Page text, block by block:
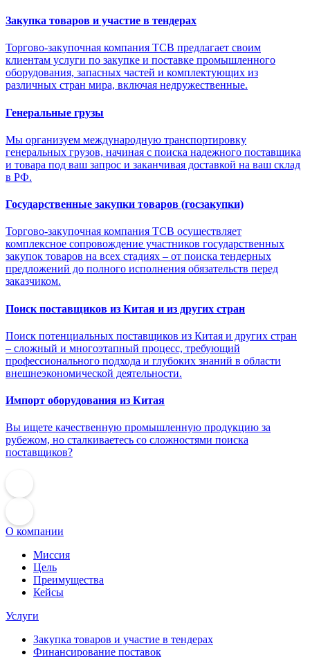
Закупка товаров и участие в тендерах
Торгово-закупочная компания ТСВ предлагает своим
клиентам услуги по закупке и поставке промышленного
оборудования, запасных частей и комплектующих из
различных стран мира, включая недружественные.
Генеральные грузы
Мы организуем международную транспортировку
генеральных грузов, начиная с поиска надежного поставщика
и товара под ваш запрос и заканчивая доставкой на ваш склад
в РФ.
Государственные закупки товаров (госзакупки)
Торгово-закупочная компания ТСВ осуществляет
комплексное сопровождение участников государственных
закупок товаров на всех стадиях – от поиска тендерных
предложений до полного исполнения обязательств перед
заказчиком.
Поиск поставщиков из Китая и из других стран
Поиск потенциальных поставщиков из Китая и других стран
– сложный и многоэтапный процесс, требующий
профессионального подхода и глубоких знаний в области
внешнеэкономической деятельности.
Импорт оборудования из Китая
Вы ищете качественную промышленную продукцию за
рубежом, но сталкиваетесь со сложностями поиска
поставщиков?
О компании
Миссия
Цель
Преимущества
Кейсы
Услуги
Закупка товаров и участие в тендерах
Финансирование поставок